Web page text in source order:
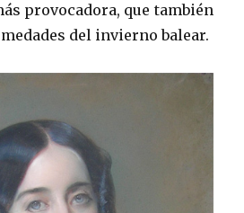
provocadora, que también
del invierno balear.